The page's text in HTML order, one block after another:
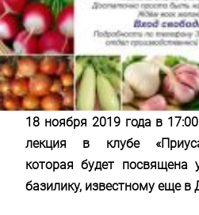
18 ноября 2019 года в
лекция в клубе
которая будет посвящена
базилику, известному еще в